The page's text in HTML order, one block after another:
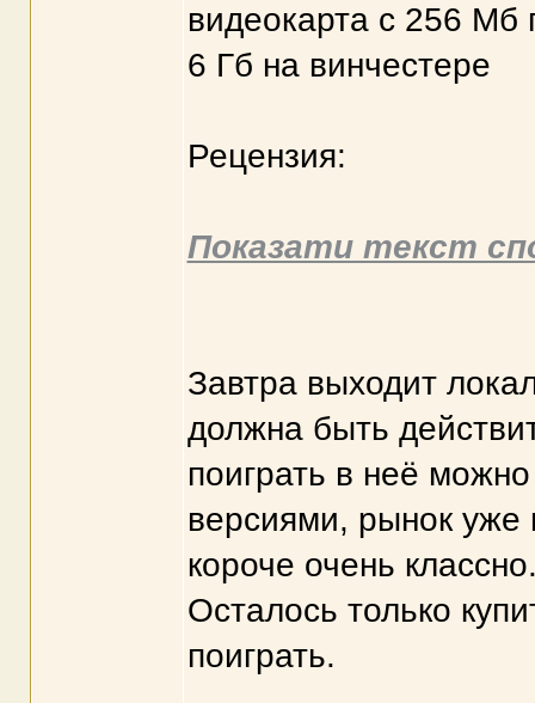
видеокарта с 256 Мб
6 Гб на винчестере
Рецензия:
Показати текст
Завтра выходит
должна быть
поиграть в неё
версиями, рынок уже
короче очень
Осталось только
поиграть.